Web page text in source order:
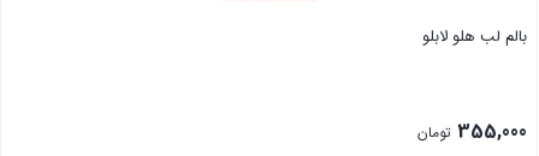
بالم لب هلو لابلو
355,000 تومان